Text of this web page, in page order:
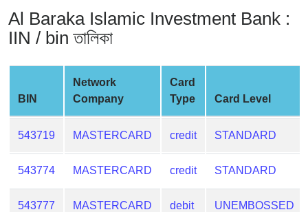
from
BIN
Credit
Card
Service
What
is
My
IP
Address
Al Baraka Islamic Investment Bank :
IIN / bin তালিকা
BIN
Network
Company
Card
Type
Card Level
543719 MASTERCARD credit STANDARD
543774 MASTERCARD credit STANDARD
543777 MASTERCARD debit
UNEMBOSSED